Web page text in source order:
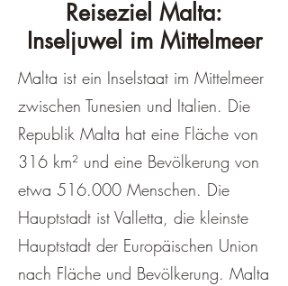
Reiseziel Malta:
Inseljuwel im Mittelmeer
Malta ist ein Inselstaat im Mittelmeer
zwischen Tunesien und Italien. Die
Republik Malta hat eine Fläche von
316 km² und eine Bevölkerung von
etwa 516.000 Menschen. Die
Hauptstadt ist Valletta, die kleinste
Hauptstadt der Europäischen Union
nach Fläche und Bevölkerung. Malta